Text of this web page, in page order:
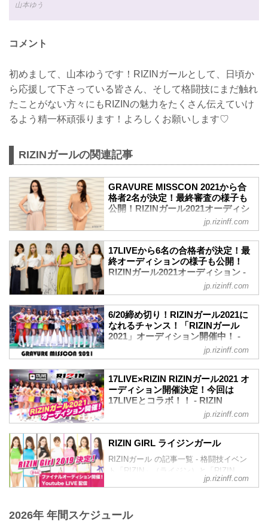
山本ゆう
コメント
初めまして、山本ゆうです！RIZINガールとして、日頃か
ら応援して下さっている皆さん、そして格闘技にまだ触れ
たことがない方々にもRIZINの魅力をたくさん伝えていけ
るよう精一杯頑張ります！よろしくお願いします♡
RIZINガールの関連記事
GRAVURE MISSCON 2021から合
格者2名が決定！最終審査の様子も
公開！RIZINガール2021オーディシ
FEDERATION オフィシャルサイト
GRAVURE MISSCON 2021とコラボした
「RIZINガール2021」オーディションの
合格者が決定したぞ！
コンセプトのGRAVURE MISSCON 2021
では、広く参加者を募り、その中から一
次選考を通過した応募者をファンがオン
ラインで投票し「RIZINガール2021」候
補者を選ぶというものだ。
ファンのオンライン投票は6月26日
（土）〜7月3日（土）の期間に行われ、
応募総数30...
jp.rizinff.com
17LIVEから6名の合格者が決定！最
終オーディションの様子も公開！
RIZINガール2021オーディション -
RIZIN FIGHTING FEDERATION オ
フィシャルサイト
ライブ配信アプリ「17LIVE（イチナ
ナ）」とコラボレーションし開催された
【17LIVE×RIZIN RIZINガールオーディシ
RIZINガール2021のメンバーは、6月26日
MISSCON 2021』での合格者2名と主催者
推薦枠を含め、最終的には11〜13名とな
る予定だ。
応募総数は約3,000人！イチナナライバー
達がガチイベントに参加！
この【17LIVE×RIZIN RIZINガールオーデ
ィション 20...
jp.rizinff.com
6/20締め切り！RIZINガール2021に
なれるチャンス！「RIZINガール
2021」オーディション開催中！ -
RIZIN FIGHTING FEDERATION オ
フィシャルサイト
『未来のグラビアスターNo.1の発掘』を
コンセプトにGRAVURE MISSCON 2021
とコラボした「RIZINガール2021」オー
今秋開催予定の大会にて、RIZINガールに
切りは2021年6月20日（日）まで！RIZIN
ガールになれるチャンス！ふるってご応
募下さい！
GRAVURE MISSCON 2021「RIZINガー
ル2021」オーディションの詳しい内容は
≫ GRAVURE MIS...
jp.rizinff.com
17LIVE×RIZIN RIZINガール2021 オ
ーディション開催決定！今回は
17LIVEとコラボ！！ - RIZIN
FIGHTING FEDERATION オフィシ
ャルサイト
RIZINのリングを彩り盛り上げる
【17LIVE×RIZIN RIZINガールオーディシ
ョン 2021】の開催が決定！
今回のオーディションはライブ配信アプ
リ「17LIVE（イチナナ）」とコラボレー
ールオーディション 2021】に応募しよ
jp.rizinff.com
RIZIN GIRL ライジンガール
RIZINガール の記事一覧 - 格闘技イベン
ト「RIZIN」（ライジン）と「RIZIN
FIGHTING FEDERATION」（ライジン
す。
jp.rizinff.com
2026年 年間スケジュール